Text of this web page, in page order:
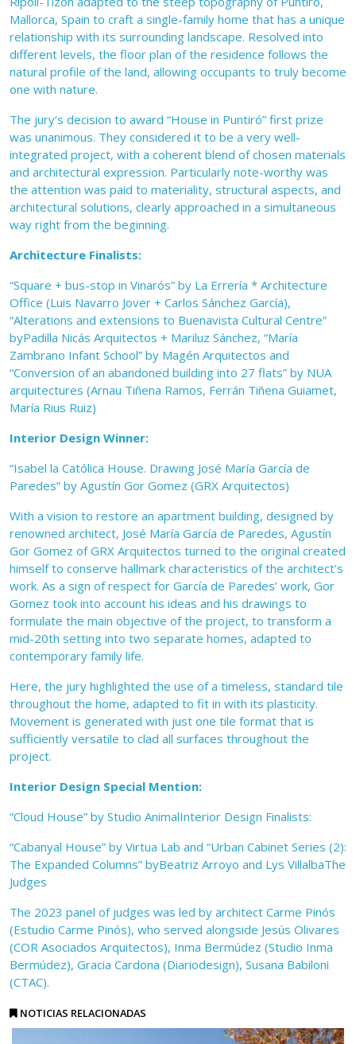
Mallorca, Spain to craft a single-family home that has a unique
relationship with its surrounding landscape. Resolved into
different levels, the floor plan of the residence follows the
natural profile of the land, allowing occupants to truly become
one with nature.
The jury’s decision to award “House in Puntiró” first prize
was unanimous. They considered it to be a very well-
integrated project, with a coherent blend of chosen materials
and architectural expression. Particularly note-worthy was
the attention was paid to materiality, structural aspects, and
architectural solutions, clearly approached in a simultaneous
way right from the beginning.
Architecture Finalists:
“Square + bus-stop in Vinarós” by La Errería * Architecture
Office (Luis Navarro Jover + Carlos Sánchez García),
“Alterations and extensions to Buenavista Cultural Centre”
byPadilla Nicás Arquitectos + Mariluz Sánchez, “María
Zambrano Infant School” by Magén Arquitectos and
“Conversion of an abandoned building into 27 flats” by NUA
arquitectures (Arnau Tiñena Ramos, Ferrán Tiñena Guiamet,
María Rius Ruiz)
Interior Design Winner:
“Isabel la Católica House. Drawing José María García de
Paredes” by Agustín Gor Gomez (GRX Arquitectos)
With a vision to restore an apartment building, designed by
renowned architect, José María García de Paredes, Agustín
Gor Gomez of GRX Arquitectos turned to the original created
himself to conserve hallmark characteristics of the architect’s
work. As a sign of respect for García de Paredes’ work, Gor
Gomez took into account his ideas and his drawings to
formulate the main objective of the project, to transform a
mid-20th setting into two separate homes, adapted to
contemporary family life.
Here, the jury highlighted the use of a timeless, standard tile
throughout the home, adapted to fit in with its plasticity.
Movement is generated with just one tile format that is
sufficiently versatile to clad all surfaces throughout the
project.
Interior Design Special Mention:
“Cloud House” by Studio AnimalInterior Design Finalists:
“Cabanyal House” by Virtua Lab and “Urban Cabinet Series (2):
The Expanded Columns” byBeatriz Arroyo and Lys VillalbaThe
Judges
The 2023 panel of judges was led by architect Carme Pinós
(Estudio Carme Pinós), who served alongside Jesús Olivares
(COR Asociados Arquitectos), Inma Bermúdez (Studio Inma
Bermúdez), Gracia Cardona (Diariodesign), Susana Babiloni
(CTAC).
NOTICIAS RELACIONADAS